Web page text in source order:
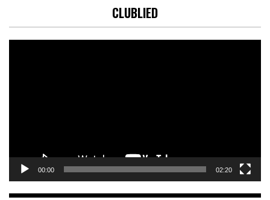
CLUBLIED
00:00 02:20